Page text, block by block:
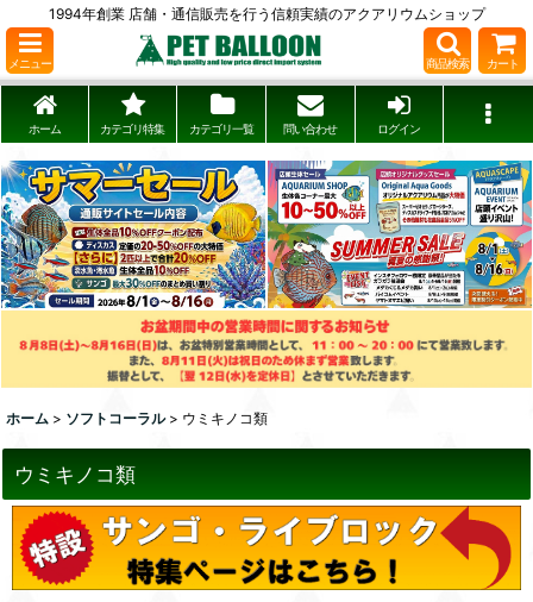
1994年創業 店舗・通信販売を行う信頼実績のアクアリウムショップ
メニュー 商品検索 カート
ホーム カテゴリ特集 カテゴリ一覧 問い合わせ ログイン
ホーム > ソフトコーラル > ウミキノコ類
ウミキノコ類